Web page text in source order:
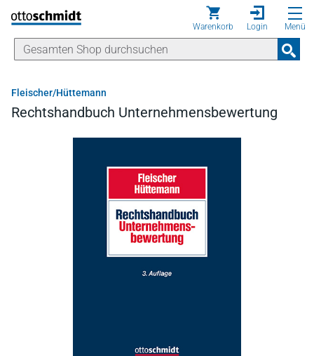
Direkt zum Inhalt
Warenkorb Login Menü
Fleischer/Hüttemann
Rechtshandbuch Unternehmensbewertung